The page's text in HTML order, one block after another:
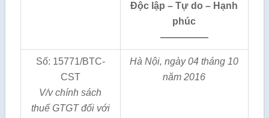
Độc lập – Tự do – Hạnh
phúc
—————
Số: 15771/BTC-
CST
V/v chính sách
thuế GTGTđối với
Hà Nội, ngày04tháng 10
năm 2016